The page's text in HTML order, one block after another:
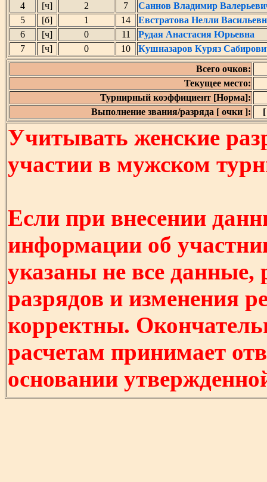
4
[ч] 2 7
Саннов Владимир
5
[б] 1 14
Евстратова Нелли
6
[ч] 0 11
Рудая Анастасия Юрьевна
7
[ч] 0 10
Кушназаров Куряз
Всего очков:
Текущее место:
Турнирный коэффициент [Норма]:
Выполнение звания/разряда [ очки ]:
Учитывать женские
участии в мужском
Если при внесении
информации об
указаны не все
разрядов и изменения
корректны.
расчетам принимает
основании